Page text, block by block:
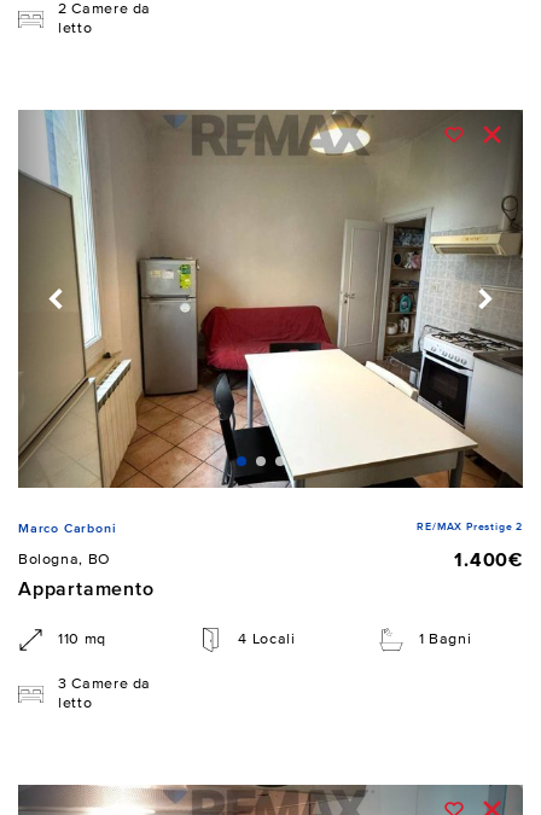
2 Camere da
letto
Marco Carboni RE/MAX Prestige 2
Bologna, BO
1.400€
Appartamento
110 mq 4 Locali 1 Bagni
3 Camere da
letto